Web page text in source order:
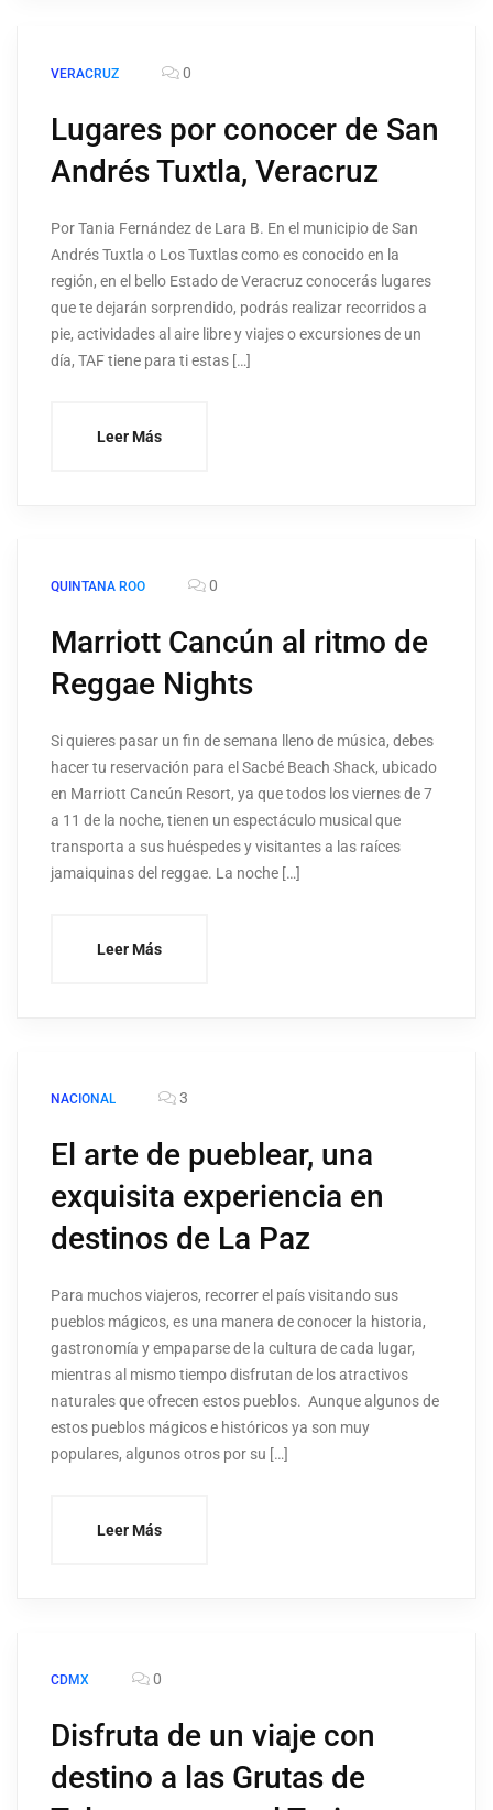
VERACRUZ 0
Lugares por conocer de San
Andrés Tuxtla, Veracruz
Por Tania Fernández de Lara B. En el municipio de San
Andrés Tuxtla o Los Tuxtlas como es conocido en la
región, en el bello Estado de Veracruz conocerás lugares
que te dejarán sorprendido, podrás realizar recorridos a
pie, actividades al aire libre y viajes o excursiones de un
día, TAF tiene para ti estas […]
Leer Más
QUINTANA ROO 0
Marriott Cancún al ritmo de
Reggae Nights
Si quieres pasar un fin de semana lleno de música, debes
hacer tu reservación para el Sacbé Beach Shack, ubicado
en Marriott Cancún Resort, ya que todos los viernes de 7
a 11 de la noche, tienen un espectáculo musical que
transporta a sus huéspedes y visitantes a las raíces
jamaiquinas del reggae. La noche […]
Leer Más
NACIONAL 3
El arte de pueblear, una
exquisita experiencia en
destinos de La Paz
Para muchos viajeros, recorrer el país visitando sus
pueblos mágicos, es una manera de conocer la historia,
gastronomía y empaparse de la cultura de cada lugar,
mientras al mismo tiempo disfrutan de los atractivos
naturales que ofrecen estos pueblos. Aunque algunos de
estos pueblos mágicos e históricos ya son muy
populares, algunos otros por su […]
Leer Más
CDMX 0
Disfruta de un viaje con
destino a las Grutas de